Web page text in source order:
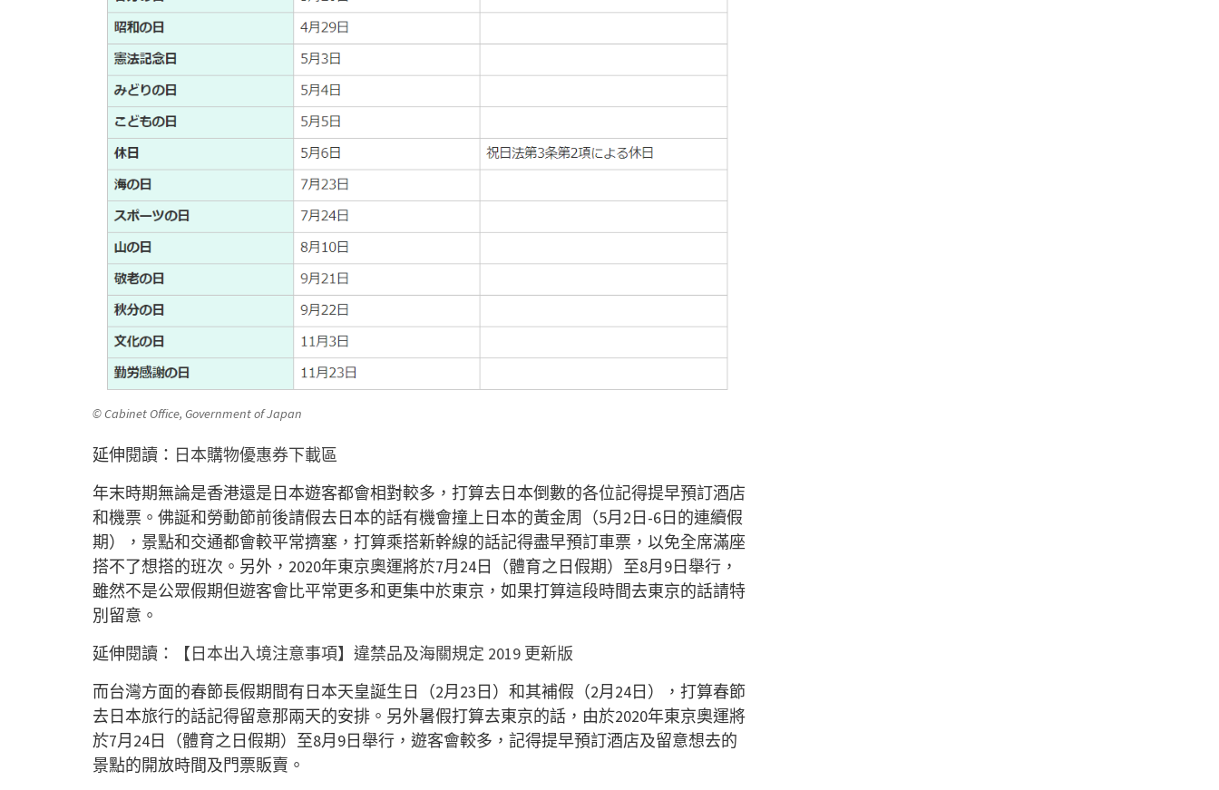
© Cabinet Office, Government of Japan
延伸閱讀： 日本購物優惠券下載區
年末時期無論是香港還是日本遊客都會相對較多，打算去日本倒數的各位記得提早預訂酒店
和機票。佛誕和勞動節前後請假去日本的話有機會撞上日本的黃金周（5月2日-6日的連續假
期），景點和交通都會較平常擠塞，打算乘搭新幹線的話記得盡早預訂車票，以免全席滿座
搭不了想搭的班次。另外，2020年東京奧運將於7月24日（體育之日假期）至8月9日舉行，
雖然不是公眾假期但遊客會比平常更多和更集中於東京，如果打算這段時間去東京的話請特
別留意。
延伸閱讀：
【日本出入境注意事項】違禁品及海關規定 2019 更新版
而台灣方面的春節長假期間有日本天皇誕生日（2月23日）和其補假（2月24日），打算春節
去日本旅行的話記得留意那兩天的安排。另外暑假打算去東京的話，由於2020年東京奧運將
於7月24日（體育之日假期）至8月9日舉行，遊客會較多，記得提早預訂酒店及留意想去的
景點的開放時間及門票販賣。